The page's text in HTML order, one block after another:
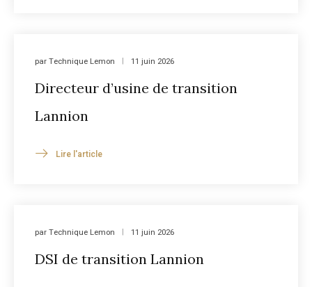
parTechnique Lemon 11 juin 2026
Directeur d’usine de transition
Lannion
Lire l'article
parTechnique Lemon 11 juin 2026
DSI de transition Lannion